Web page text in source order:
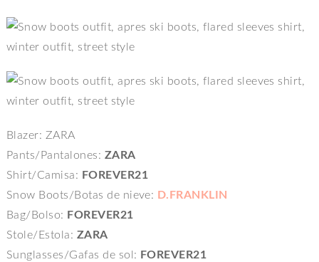
Blazer: ZARA
Pants/Pantalones: ZARA
Shirt/Camisa: FOREVER21
Snow Boots/Botas de nieve: D.FRANKLIN
Bag/Bolso: FOREVER21
Stole/Estola: ZARA
Sunglasses/Gafas de sol: FOREVER21